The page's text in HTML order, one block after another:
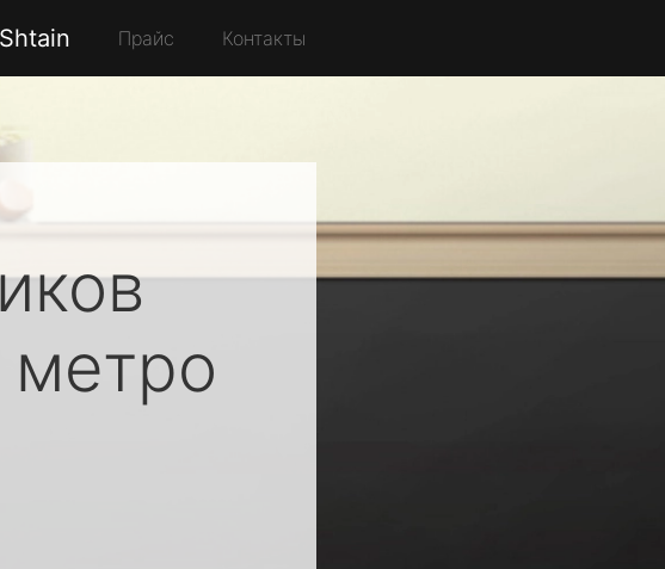
Прайс Контакты
метро